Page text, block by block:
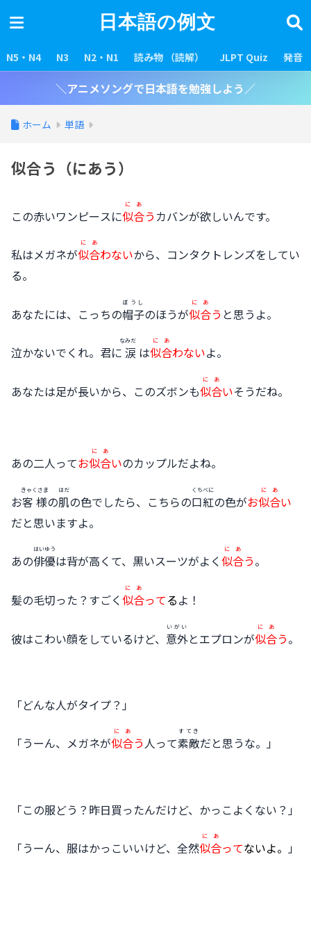
日本語の例文
N5・N4 N3 N2・N1 読み物 （読解） JLPT Quiz 発音
＼アニメソングで日本語を勉強しよう／
ホーム 単語
似合う（にあう）
この赤いワンピースに似合
にあ
う カバンが欲しいんです。
私はメガネが似合
にあ
わないから、コンタクトレンズをしてい
る。
あなたには、こっちの帽子
ぼうし
のほうが似合
にあ
う と思うよ。
泣かないでくれ。君に 涙
なみだ
は似合
にあ
わないよ。
あなたは足が長いから、このズボンも似合
にあ
いそうだね。
あの二人ってお似合
にあ
いのカップルだよね。
お客様
きゃくさま
の肌
はだ
の色でしたら、こちらの口紅
くちべに
の色がお似合
にあ
い
だと思いますよ。
あの俳優
はいゆう
は背が高くて、黒いスーツがよく似合
にあ
う。
髪の毛切った？すごく似合
にあ
ってるよ！
彼はこわい顔をしているけど、 意外
いがい
とエプロンが似合
にあ
う。
「どんな人がタイプ？」
「うーん、メガネが似合
にあ
う人って素敵
すてき
だと思うな。」
「この服どう？昨日買ったんだけど、かっこよくない？」
「うーん、服はかっこいいけど、全然似合
にあ
ってないよ。 」